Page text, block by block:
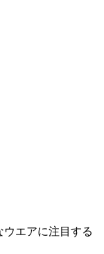
エアに注目する